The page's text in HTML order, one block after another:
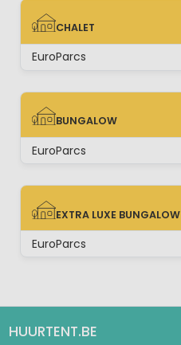
CHALET
CHALET
EuroParcs
BUNGALOW
BUNGALOW
EuroParcs
EXTRA LUXE BUNGALOW
EXTRA LUXE BUNGALOW
EuroParcs
HUURTENT.BE